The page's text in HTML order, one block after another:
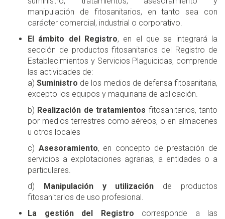
manipulación de fitosanitarios, en tanto sea con
carácter comercial, industrial o corporativo.
El ámbito del Registro, en el que se integrará la
sección de productos fitosanitarios del Registro de
Establecimientos y Servicios Plaguicidas, comprende
las actividades de:
a)Suministro de los medios de defensa fitosanitaria,
excepto los equipos y maquinaria de aplicación.
b) Realización de tratamientos fitosanitarios, tanto
por medios terrestres como aéreos, o en almacenes
u otros locales
c) Asesoramiento, en concepto de prestación de
servicios a explotaciones agrarias, a entidades o a
particulares.
d)
Manipulación y utilización de productos
fitosanitarios de uso profesional.
La gestión del Registro corresponde a las